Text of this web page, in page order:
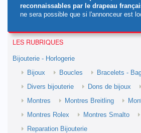
reconnaissables par le drapeau
ne sera possible que si l'annonceur est
LES RUBRIQUES
Bijouterie - Horlogerie
Bijoux
Boucles
Bracelets -
Divers bijouterie
Dons de bijoux
Montres
Montres Breitling
Montres Rolex
Montres Smalto
Reparation Bijouterie